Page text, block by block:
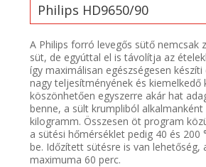
Philips HD9650/90
A Philips forró levegős sütő nemcsak
süt, de egyúttal el is távolítja az
így maximálisan egészségesen
nagy teljesítményének és kiemelkedő
köszönhetően egyszerre akár hat
benne, a sült krumpliból alkalmanként
kilogramm. Összesen öt program
a sütési hőmérséklet pedig 40 és 200
be. Időzített sütésre is van lehetőség,
maximuma 60 perc.